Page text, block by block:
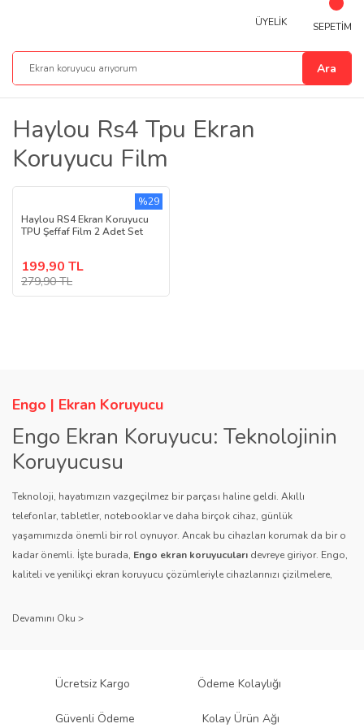
Ara
ÜYELİK SEPETİM
Haylou Rs4 Tpu Ekran
Koruyucu Film
Haylou RS4 Ekran Koruyucu
TPU Şeffaf Film 2 Adet Set
199,90 TL
279,90 TL
%29
Engo | Ekran Koruyucu
Engo Ekran Koruyucu: Teknolojinin
Koruyucusu
Teknoloji, hayatımızın vazgeçilmez bir parçası haline geldi. Akıllı
telefonlar, tabletler, notebooklar ve daha birçok cihaz, günlük
yaşamımızda önemli bir rol oynuyor. Ancak bu cihazları korumak da bir o
kadar önemli. İşte burada, Engo ekran koruyucuları devreye giriyor. Engo,
kaliteli ve yenilikçi ekran koruyucu çözümleriyle cihazlarınızı çizilmelere,
sağlıyor.
Engo ekran koruyucuları
, uzun yıllara dayanan tecrübesi ve teknolojiye
ürününü titiz bir kalite kontrol sürecinden geçirir. Kullanıcı dostu tasarımı
Ücretsiz Kargo Ödeme Kolaylığı
Güvenli Ödeme Kolay Ürün Ağı